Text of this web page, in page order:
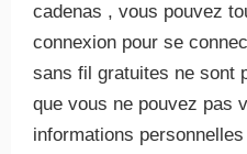
cadenas , vous pouvez
connexion pour se
sans fil gratuites ne sont
que vous ne pouvez pas
informations